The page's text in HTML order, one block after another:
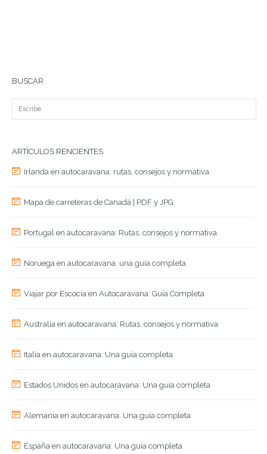
BUSCAR
ARTÍCULOS RENCIENTES
Irlanda en autocaravana: rutas, consejos y normativa
Mapa de carreteras de Canadá | PDF y JPG
Portugal en autocaravana: Rutas, consejos y normativa
Noruega en autocaravana: una guía completa
Viajar por Escocia en Autocaravana: Guía Completa
Australia en autocaravana: Rutas, consejos y normativa
Italia en autocaravana: Una guía completa
Estados Unidos en autocaravana: Una guía completa
Alemania en autocaravana: Una guía completa
España en autocaravana: Una guía completa